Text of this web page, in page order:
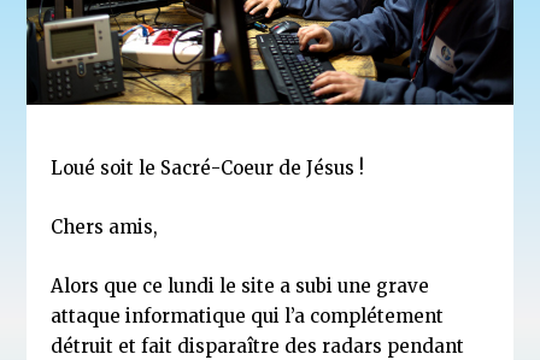
Loué soit le Sacré-Coeur de Jésus !
Chers amis,
Alors que ce lundi le site a subi une grave
attaque informatique qui l’a complétement
détruit et fait disparaître des radars pendant